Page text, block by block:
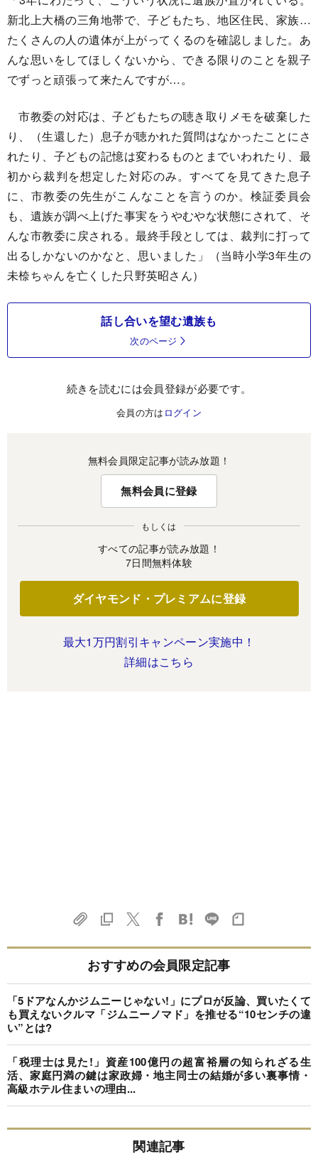
新北上大橋の三角地帯で、子どもたち、地区住民、家族…
たくさんの人の遺体が上がってくるのを確認しました。あ
んな思いをしてほしくないから、できる限りのことを親子
でずっと頑張って来たんですが…。
市教委の対応は、子どもたちの聴き取りメモを破棄した
り、（生還した）息子が聴かれた質問はなかったことにさ
れたり、子どもの記憶は変わるものとまでいわれたり、最
初から裁判を想定した対応のみ。すべてを見てきた息子
に、市教委の先生がこんなことを言うのか。検証委員会
も、遺族が調べ上げた事実をうやむやな状態にされて、そ
んな市教委に戻される。最終手段としては、裁判に打って
出るしかないのかなと、思いました」（当時小学3年生の
未㮈ちゃんを亡くした只野英昭さん）
話し合いを望む遺族も
次のページ
続きを読むには会員登録が必要です。
会員の方は ログイン
無料会員限定記事が読み放題！
無料会員に登録
もしくは
すべての記事が読み放題！
7日間無料体験
ダイヤモンド・プレミアムに登録
最大1万円割引キャンペーン実施中！
詳細はこちら
おすすめの会員限定記事
「5ドアなんかジムニーじゃない!」にプロが反論、買いたくて
も買えないクルマ「ジムニーノマド」を推せる“10センチの違
い”とは?
「税理士は見た!」資産100億円の超富裕層の知られざる生
活、家庭円満の鍵は家政婦・地主同士の結婚が多い裏事情・
高級ホテル住まいの理由...
関連記事